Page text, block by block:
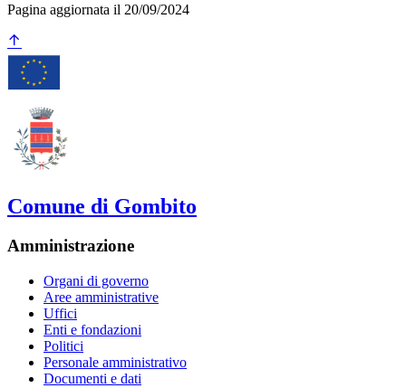
Pagina aggiornata il 20/09/2024
Comune di Gombito
Amministrazione
Organi di governo
Aree amministrative
Uffici
Enti e fondazioni
Politici
Personale amministrativo
Documenti e dati